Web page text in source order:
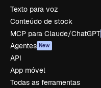
Texto para voz
Conteúdo de stock
MCP para Claude/ChatGPT
Agentes New
API
App móvel
Todas as ferramentas